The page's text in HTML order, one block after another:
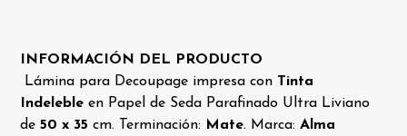
INFORMACIÓN DEL PRODUCTO
Lámina para Decoupage impresa con Tinta
Indeleble en Papel de Seda Parafinado Ultra Liviano
de50 x 35 cm. Terminación: Mate. Marca: Alma